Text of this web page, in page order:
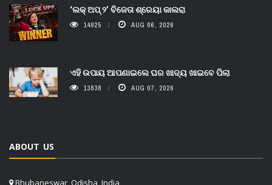
‘ଲକ୍ ଅପ୍ ୨’ ବିଜେତା ଶ୍ରେୟା କାଲରା
14925 AUG 06, 2026
ଏହି ଉପାୟ ଆପଣାଇଲେ ଘର ଖାଦ୍ୟ ଖାଇବେ ପିଲା
13838 AUG 07, 2026
ABOUT US
Bhubaneswar, Odisha, India